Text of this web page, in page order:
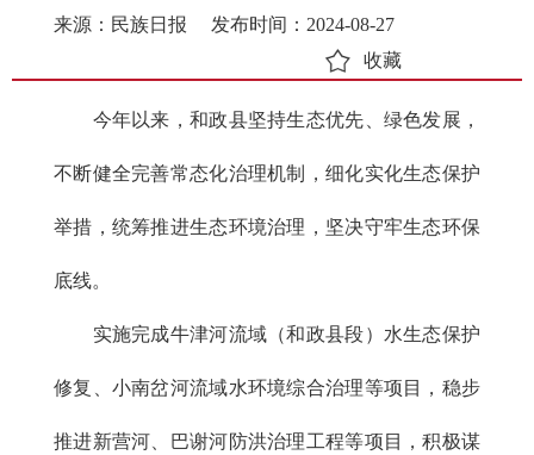
来源：民族日报
发布时间：2024-08-27
收藏
今年以来，和政县坚持生态优先、绿色发展，
不断健全完善常态化治理机制，细化实化生态保护
举措，统筹推进生态环境治理，坚决守牢生态环保
底线。
实施完成牛津河流域（和政县段）水生态保护
修复、小南岔河流域水环境综合治理等项目，稳步
推进新营河、巴谢河防洪治理工程等项目，积极谋